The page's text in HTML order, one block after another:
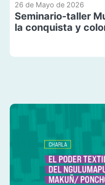
26 de Mayo de 2026
Seminario-taller
la conquista y